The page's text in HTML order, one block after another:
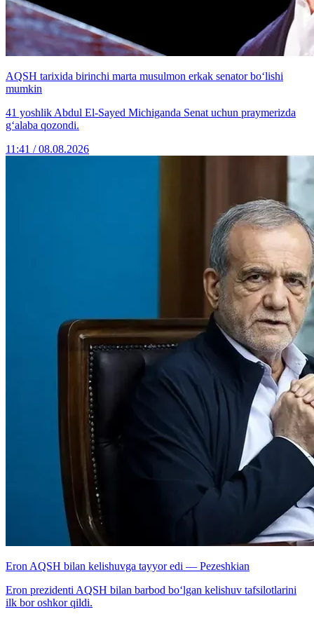
AQSH tarixida birinchi marta musulmon erkak senator bo‘lishi
mumkin
41 yoshlik Abdul El-Sayed Michiganda Senat uchun praymerizda
g‘alaba qozondi.
11:41 / 08.08.2026
Eron AQSH bilan kelishuvga tayyor edi — Pezeshkian
Eron prezidenti AQSH bilan barbod bo‘lgan kelishuv tafsilotlarini
ilk bor oshkor qildi.